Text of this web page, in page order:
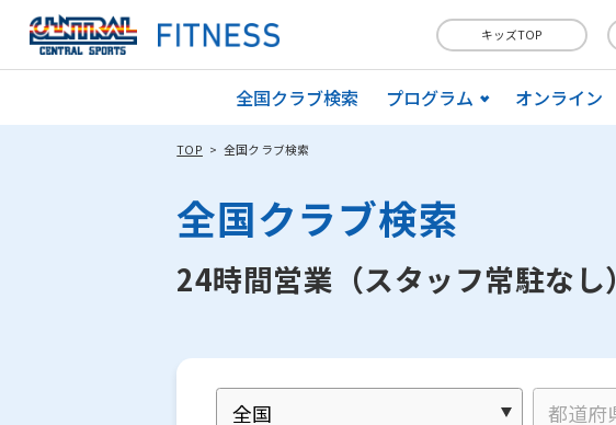
キッズTOP
全国クラブ検索 プログラム オンライン
TOP 全国クラブ検索
全国クラブ検索
24時間営業（スタッフ常駐なし）